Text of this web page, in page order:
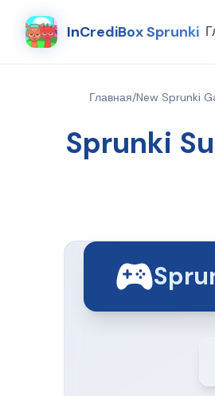
InCrediBox Sprunki
Главная/New Sprunki
Sprunki